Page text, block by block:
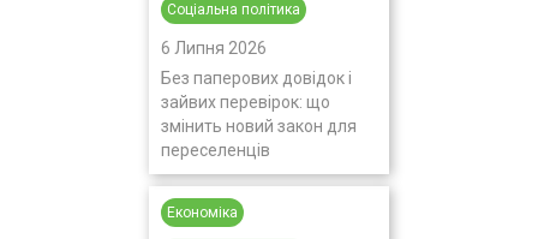
Соціальна політика
6 Липня 2026
Без паперових довідок і
зайвих перевірок: що
змінить новий закон для
переселенців
Економіка